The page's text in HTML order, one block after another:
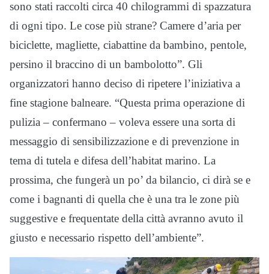
sono stati raccolti circa 40 chilogrammi di spazzatura
di ogni tipo. Le cose più strane? Camere d’aria per
biciclette, magliette, ciabattine da bambino, pentole,
persino il braccino di un bambolotto”. Gli
organizzatori hanno deciso di ripetere l’iniziativa a
fine stagione balneare. “Questa prima operazione di
pulizia – confermano – voleva essere una sorta di
messaggio di sensibilizzazione e di prevenzione in
tema di tutela e difesa dell’habitat marino. La
prossima, che fungerà un po’ da bilancio, ci dirà se e
come i bagnanti di quella che è una tra le zone più
suggestive e frequentate della città avranno avuto il
giusto e necessario rispetto dell’ambiente”.